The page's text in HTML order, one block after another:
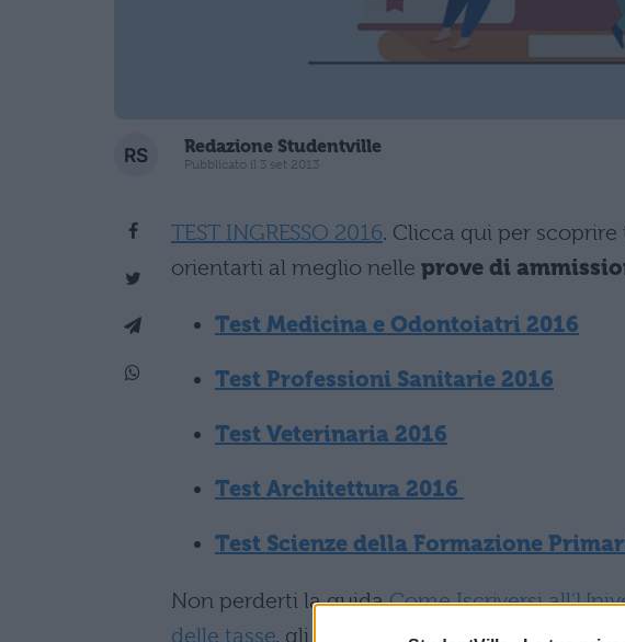
Redazione Studentville
Pubblicato il 3 set 2013
TEST INGRESSO 2016. Clicca qui per
orientarti al meglio nelle prove di
Test Medicina e Odontoiatri 2016
Test Professioni Sanitarie 2016
Test Veterinaria 2016
Test Architettura 2016
Test Scienze della Formazione
Non perderti la guidaCome Iscriversi
delle tasse, gli previsti, leborse di